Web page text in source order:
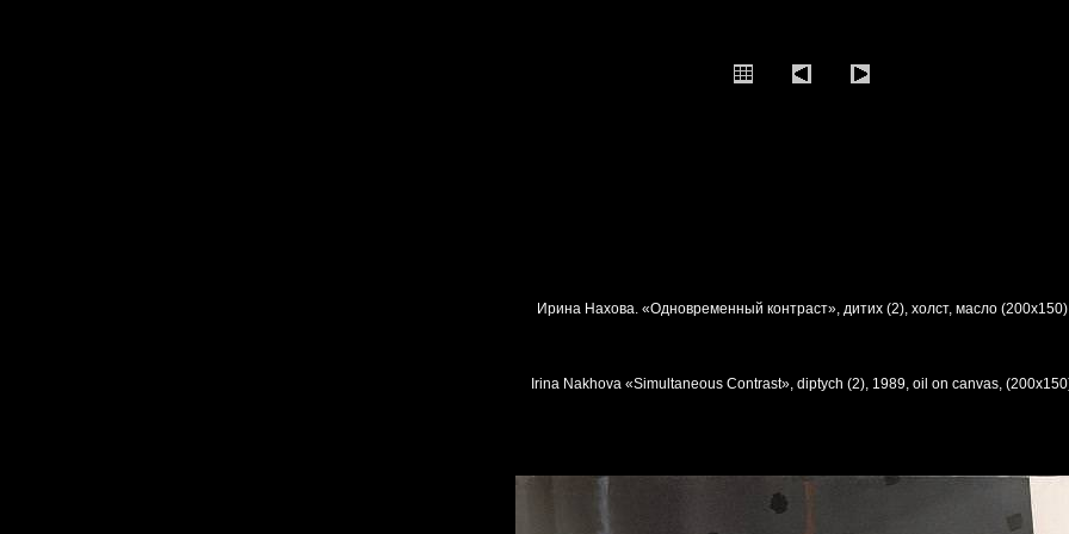
Ирина Нахова. «Одновременный контраст», дитих (2), холст, масло (200х150)
Irina Nakhova «Simultaneous Contrast», diptych (2), 1989, oil on canvas,